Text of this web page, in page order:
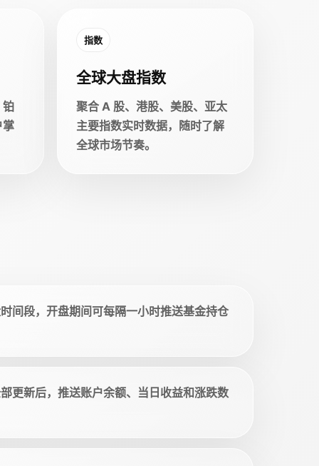
铂
掌
指数
全球大盘指数
聚合 A 股、港股、美股、亚太
主要指数实时数据，随时了解
全球市场节奏。
间段，开盘期间可每隔一小时推送基金持仓
更新后，推送账户余额、当日收益和涨跌数